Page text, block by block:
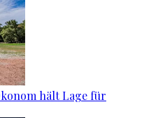
hält Lage für